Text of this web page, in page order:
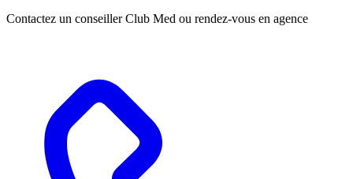
Contactez un conseiller Club Med ou rendez-vous en agence